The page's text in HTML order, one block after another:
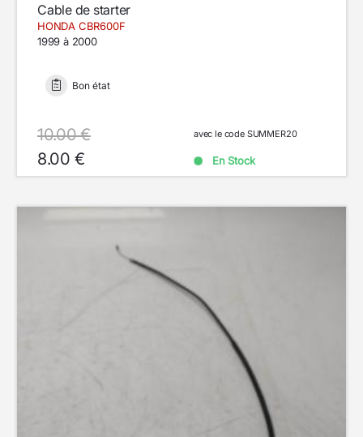
Cable de starter
HONDA CBR600F
1999 à 2000
Bon état
10.00 €
8.00 €
avec le code SUMMER20
En Stock